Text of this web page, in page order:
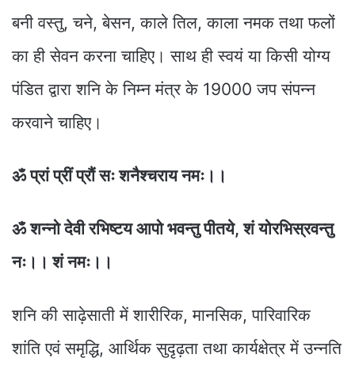
बनी वस्तु, चने, बेसन, काले तिल, काला नमक तथा फलों
का ही सेवन करना चाहिए। साथ ही स्वयं या किसी योग्य
पंडित द्वारा शनि के निम्न मंत्र के 19000 जप संपन्न
करवाने चाहिए।
ॐ प्रां प्रीं प्रौं सः शनैश्चराय नमः।।
ॐ शन्नो देवी रभिष्टय आपो भवन्तु पीतये, शं योरभिस्रवन्तु
नः।। शं नमः।।
शनि की साढ़ेसाती में शारीरिक, मानसिक, पारिवारिक
शांति एवं समृद्धि, आर्थिक सुदृढ़ता तथा कार्यक्षेत्र में उन्नति